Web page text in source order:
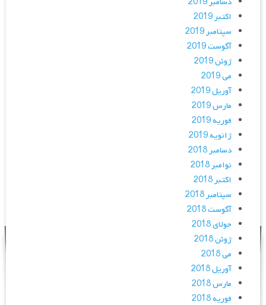
اکتبر 2019
سپتامبر 2019
آگوست 2019
ژوئن 2019
می 2019
آوریل 2019
مارس 2019
فوریه 2019
ژانویه 2019
دسامبر 2018
نوامبر 2018
اکتبر 2018
سپتامبر 2018
آگوست 2018
جولای 2018
ژوئن 2018
می 2018
آوریل 2018
مارس 2018
فوریه 2018